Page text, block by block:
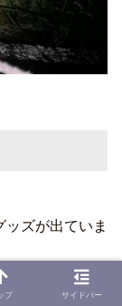
ズが出ていま
プ サイドバー